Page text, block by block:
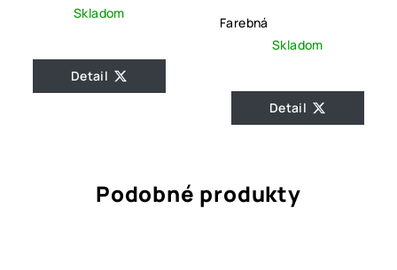
Skladom
Detail
Farebná
Skladom
Detail
Podobné produkty